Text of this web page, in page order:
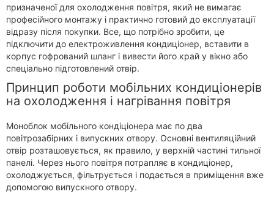
призначеної для охолодження повітря, який не вимагає
професійного монтажу і практично готовий до експлуатації
відразу після покупки. Все, що потрібно зробити, це
підключити до електроживлення кондиціонер, вставити в
корпус гофрований шланг і вивести його край у вікно або
спеціально підготовлений отвір.
Принцип роботи мобільних кондиціонерів
на охолодження і нагрівання повітря
Моноблок мобільного кондіціонера має по два
повітрозабірних і випускних отвору. Основні вентиляційний
отвір розташовується, як правило, у верхній частині тильної
панелі. Через нього повітря потрапляє в кондиціонер,
охолоджується, фільтрується і подається в приміщення вже
допомогою випускного отвору.